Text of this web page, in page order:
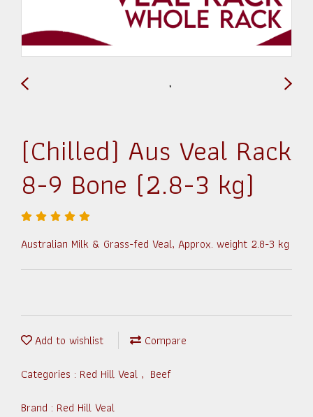
(Chilled) Aus Veal Rack
8-9 Bone (2.8-3 kg)
Australian Milk & Grass-fed Veal, Approx. weight 2.8-3 kg
Add to wishlist
Compare
Categories : Red Hill Veal , Beef
Brand : Red Hill Veal